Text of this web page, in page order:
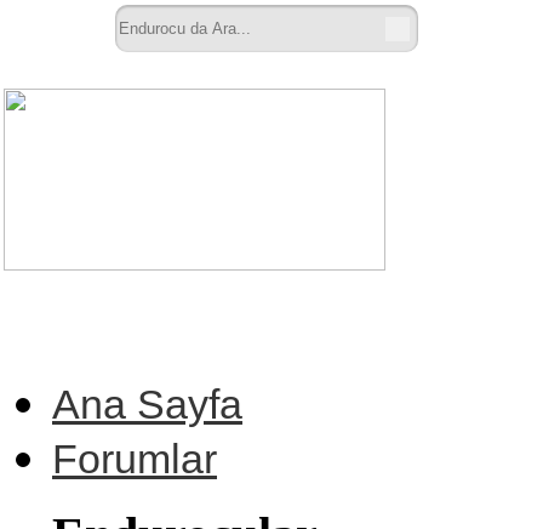
Ana Sayfa
Forumlar